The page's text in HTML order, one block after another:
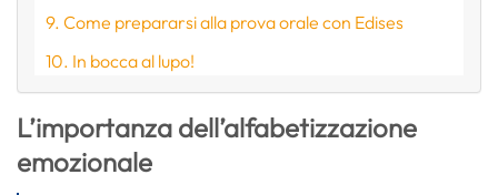
Come prepararsi alla prova orale con Edises
In bocca al lupo!
L’importanza dell’alfabetizzazione
emozionale